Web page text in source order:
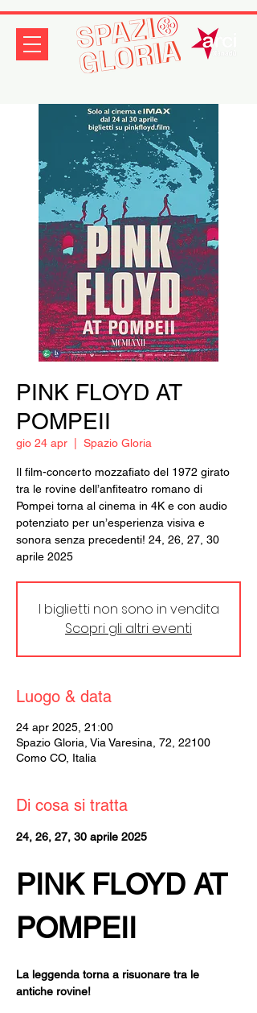
PINK FLOYD AT
POMPEII
gio 24 apr Spazio Gloria
Il film-concerto mozzafiato del 1972 girato
tra le rovine dell’anfiteatro romano di
Pompei torna al cinema in 4K e con audio
potenziato per un’esperienza visiva e
sonora senza precedenti! 24, 26, 27, 30
aprile 2025
I biglietti non sono in vendita
Scopri gli altri eventi
Luogo & data
24 apr 2025, 21:00
Spazio Gloria, Via Varesina, 72, 22100
Como CO, Italia
Di cosa si tratta
24, 26, 27, 30 aprile 2025
PINK FLOYD AT
POMPEII
La leggenda torna a risuonare tra le
antiche rovine!